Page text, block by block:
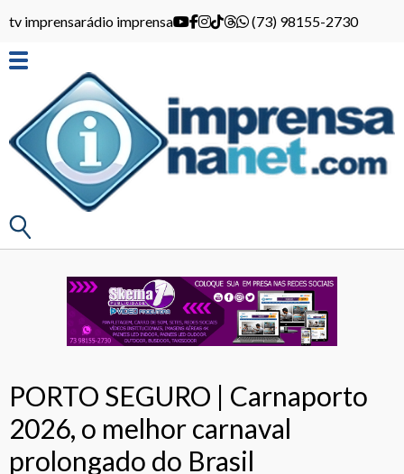
tv imprensarádio imprensa (73) 98155-2730
PORTO SEGURO | Carnaporto
2026, o melhor carnaval
prolongado do Brasil